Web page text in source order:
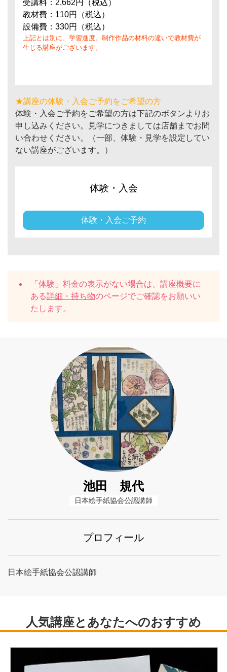
受講料：2,662円（税込）
教材費：110円（税込）
設備費：330円（税込）
上記とは別に、学習進度、制作作品の材料の違いで教材費が
生じる講座がございます。
★講座の体験・入会ご予約をご希望の方
体験・入会ご予約をご希望の方は下記のボタンよりお
申し込みください。見学につきましては店舗までお問
い合わせください。（一部、体験・見学を設定してい
ない講座がございます。）
体験・入会
体験・入会ご予約
「体験」料金の表示がない場合は、講座概要に
ある詳細・持ち物のページでご確認をお願いい
たします。
池田 規代
日本絵手紙協会公認講師
プロフィール
日本絵手紙協会公認講師